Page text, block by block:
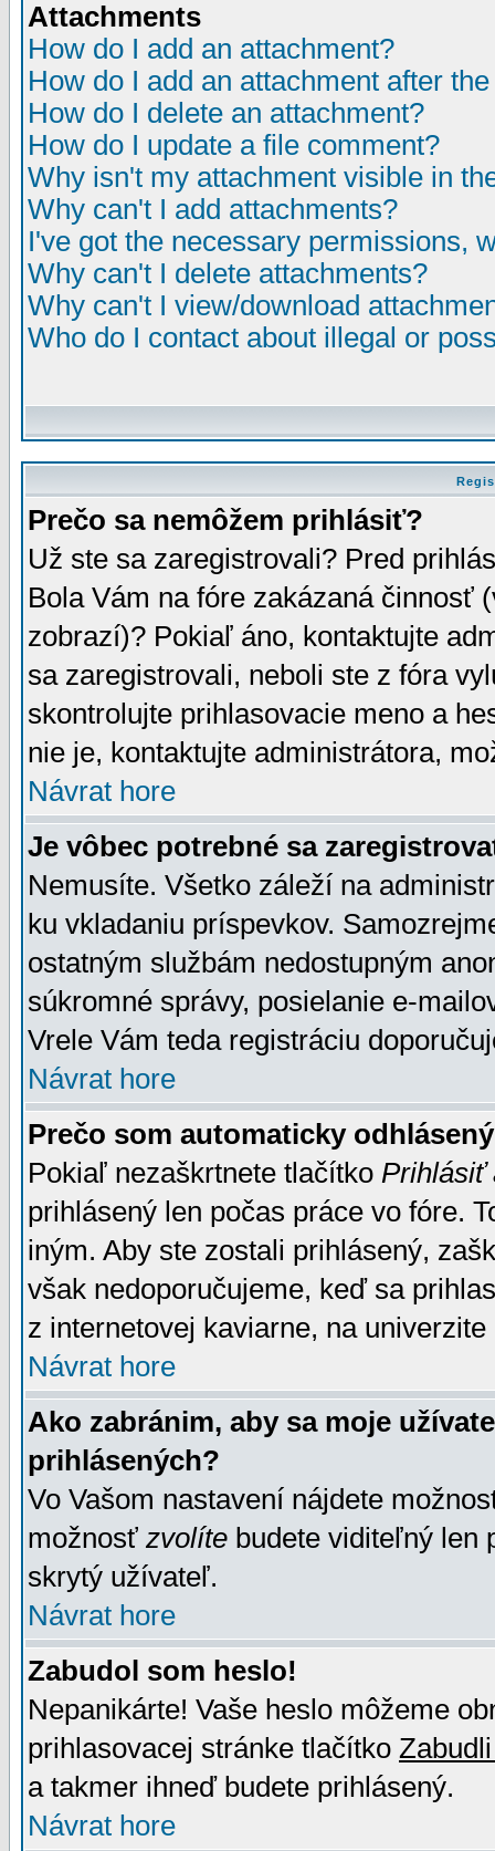
Attachments
How do I add an attachment?
How do I add an attachment after
How do I delete an attachment?
How do I update a file comment?
Why isn't my attachment visible in
Why can't I add attachments?
I've got the necessary permissions,
Why can't I delete attachments?
Why can't I view/download
Who do I contact about illegal or
Prečo sa nemôžem prihlásiť?
Už ste sa zaregistrovali? Pred
Bola Vám na fóre zakázaná činnosť
zobrazí)? Pokiaľ áno, kontaktujte
sa zaregistrovali, neboli ste z fóra
skontrolujte prihlasovacie meno a
nie je, kontaktujte administrátora,
Návrat hore
Je vôbec potrebné sa
Nemusíte. Všetko záleží na
ku vkladaniu príspevkov.
ostatným službám nedostupným
súkromné správy, posielanie e-
Vrele Vám teda registráciu
Návrat hore
Prečo som automaticky
Pokiaľ nezaškrtnete tlačítko Prihlásiť
prihlásený len počas práce vo fóre.
iným. Aby ste zostali prihlásený,
však nedoporučujeme, keď sa
z internetovej kaviarne, na univerzite
Návrat hore
Ako zabránim, aby sa moje
prihlásených?
Vo Vašom nastavení nájdete
možnosť zvolíte budete viditeľný len
skrytý užívateľ.
Návrat hore
Zabudol som heslo!
Nepanikárte! Vaše heslo môžeme
prihlasovacej stránke tlačítko
a takmer ihneď budete prihlásený.
Návrat hore